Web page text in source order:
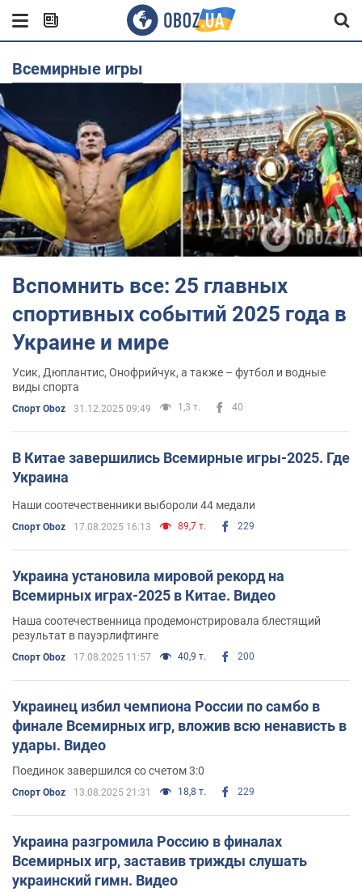
Всемирные игры
Вспомнить все: 25 главных
спортивных событий 2025 года в
Украине и мире
Усик, Дюплантис, Онофрийчук, а также – футбол и водные
виды спорта
Спорт Oboz 31.12.2025 09:49 1,3 т. 40
В Китае завершились Всемирные игры-2025. Где
Украина
Наши соотечественники выбороли 44 медали
Спорт Oboz 17.08.2025 16:13 89,7 т. 229
Украина установила мировой рекорд на
Всемирных играх-2025 в Китае. Видео
Наша соотечественница продемонстрировала блестящий
результат в пауэрлифтинге
Спорт Oboz 17.08.2025 11:57 40,9 т. 200
Украинец избил чемпиона России по самбо в
финале Всемирных игр, вложив всю ненависть в
удары. Видео
Поединок завершился со счетом 3:0
Спорт Oboz 13.08.2025 21:31 18,8 т. 229
Украина разгромила Россию в финалах
Всемирных игр, заставив трижды слушать
украинский гимн. Видео